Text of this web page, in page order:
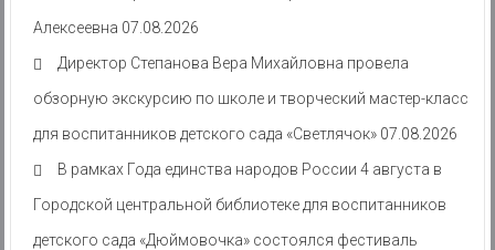
Алексеевна 07.08.2026
Директор Степанова Вера Михайловна провела
обзорную экскурсию по школе и творческий мастер-класс
для воспитанников детского сада «Светлячок» 07.08.2026
В рамках Года единства народов России 4 августа в
Городской центральной библиотеке для воспитанников
детского сада «Дюймовочка» состоялся фестиваль